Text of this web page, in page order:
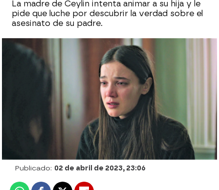
La madre de Ceylin intenta animar a su hija y le
pide que luche por descubrir la verdad sobre el
asesinato de su padre.
La tragedia vuelve a golpear a la familia de
Ceylin: ¡Su madre y su hermana descubren
que Zafer ha muerto!
Julia Zapata López |
Publicado: 02 de abril de 2023, 23:06